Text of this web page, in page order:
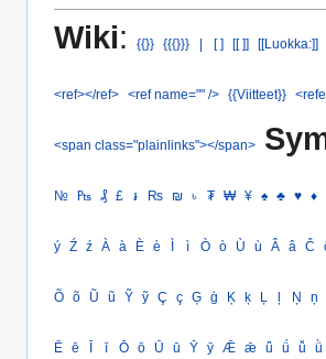
Wiki: {{}} {{{}}} | [ ] [[ ]] [[Luokka:]]
<ref></ref> <ref name="" /> {{Viitteet}}
<span class="plainlinks"></span>
№ ₧ ₰ £ ៛ ₨ ₪ ৳ ₮ ₩ ¥ ♠ ♣ ♥ ♦
ý Ź ź À à È è Ì ì Ò ò Ù ù Â â Ĉ
Õ õ Ũ ũ Ỹ ỹ Ç ç Ģ ģ Ķ ķ Ļ ļ Ņ ņ
Ē ē Ī ī Ō ō Ū ū Ȳ ȳ Ǣ ǣ ǖ ǘ ǚ ǜ